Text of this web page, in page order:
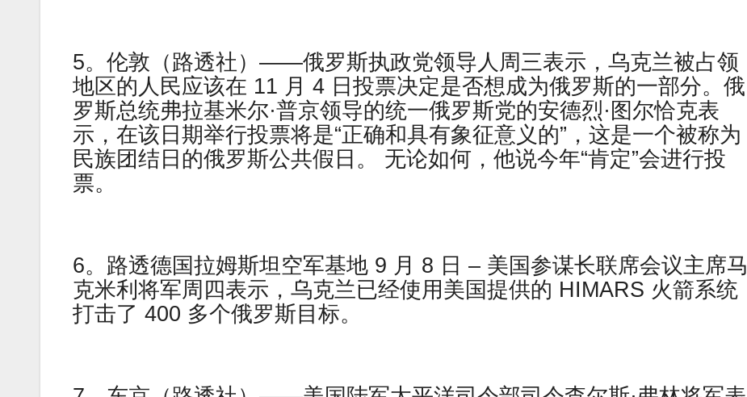
5。伦敦（路透社）——俄罗斯执政党领导人周三表示，乌克兰被占领
地区的人民应该在 11 月 4 日投票决定是否想成为俄罗斯的一部分。俄
罗斯总统弗拉基米尔·普京领导的统一俄罗斯党的安德烈·图尔恰克表
示，在该日期举行投票将是“正确和具有象征意义的”，这是一个被称为
民族团结日的俄罗斯公共假日。 无论如何，他说今年“肯定”会进行投
票。
6。路透德国拉姆斯坦空军基地 9 月 8 日 – 美国参谋长联席会议主席马
克米利将军周四表示，乌克兰已经使用美国提供的 HIMARS 火箭系统
打击了 400 多个俄罗斯目标。